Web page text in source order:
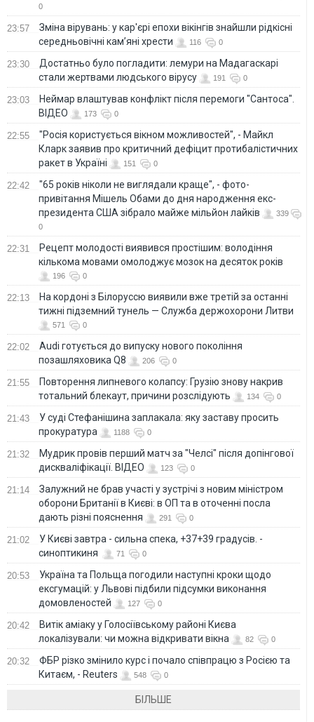
0
23:57
Зміна вірувань: у кар'єрі епохи вікінгів знайшли рідкісні
середньовічні кам’яні хрести
116 0
23:30
Достатньо було погладити: лемури на Мадагаскарі
стали жертвами людського вірусу
191 0
23:03
Неймар влаштував конфлікт після перемоги "Сантоса".
ВІДЕО
173 0
22:55
"Росія користується вікном можливостей", - Майкл
Кларк заявив про критичний дефіцит протибалістичних
ракет в Україні
151 0
22:42
"65 років ніколи не виглядали краще", - фото-
привітання Мішель Обами до дня народження екс-
президента США зібрало майже мільйон лайків
339
0
22:31
Рецепт молодості виявився простішим: володіння
кількома мовами омолоджує мозок на десяток років
196 0
22:13
На кордоні з Білоруссю виявили вже третій за останні
тижні підземний тунель — Служба держохорони Литви
571 0
22:02
Audi готується до випуску нового покоління
позашляховика Q8
206 0
21:55
Повторення липневого колапсу: Грузію знову накрив
тотальний блекаут, причини розслідують
134 0
21:43
У суді Стефанішина заплакала: яку заставу просить
прокуратура
1188 0
21:32
Мудрик провів перший матч за "Челсі" після допінгової
дискваліфікації. ВІДЕО
123 0
21:14
Залужний не брав участі у зустрічі з новим міністром
оборони Британії в Києві: в ОП та в оточенні посла
дають різні пояснення
291 0
21:02
У Києві завтра - сильна спека, +37+39 градусів. -
синоптикиня
71 0
20:53
Україна та Польща погодили наступні кроки щодо
ексгумацій: у Львові підбили підсумки виконання
домовленостей
127 0
20:42
Витік аміаку у Голосіївському районі Києва
локалізували: чи можна відкривати вікна
82 0
20:32
ФБР різко змінило курс і почало співпрацю з Росією та
Китаєм, - Reuters
548 0
БІЛЬШЕ